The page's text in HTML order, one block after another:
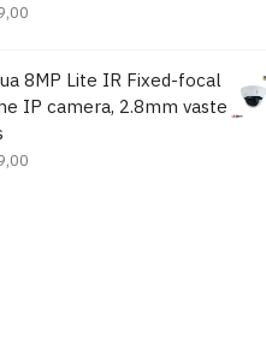
8MP Lite IR Fixed-focal
IP camera, 2.8mm vaste